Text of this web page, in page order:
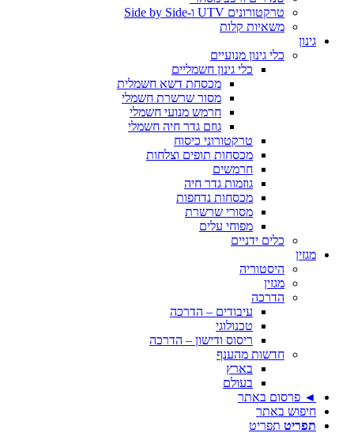
טרקטורונים UTV ו-Side by Side
משאיות קלות
גינון
כלי גינון מנועיים
כלי גינון חשמליים
מכסחת דשא חשמלית
מסור שרשרת חשמלי
חרמש מנועי חשמלי
גוזם גדר חיה חשמלי
טרקטורוני כיסוח
מכסחות תופים וצלחות
חרמשים
גוזמות גדר חיה
מכסחות נדחפות
מסורי שרשרת
מפוחי עלים
כלים ידניים
מגזין
היסטוריה
מגזין
הדרכה
עיבודים – הדרכה
טכנולוגי
ריסוס ודישון – הדרכה
חדשות מהענף
בארץ
בעולם
◄ פרסום באתר
חיפוש באתר
תפריט תפריט